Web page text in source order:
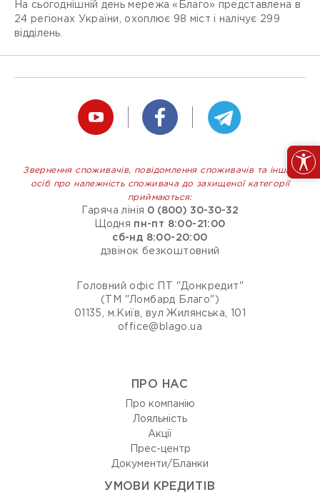
На сьогоднішній день мережа «Благо» представлена ​​в
24 регіонах України, охоплює 98 міст і налічує 299
відділень.
Звернення споживачів, повідомлення споживачів та інших
осіб про належність споживача до захищеної категорії
приймаються:
Гаряча лінія 0 (800) 30-30-32
Щодня пн-пт 8:00-21:00
сб-нд 8:00-20:00
дзвінок безкоштовний
Головний офіс ПТ "Донкредит"
(ТМ "Ломбард Благо")
01135, м.Київ, вул Жилянська, 101
office@blago.ua
ПРО НАС
Про компанію
Лояльність
Акції
Прес-центр
Документи/Бланки
УМОВИ КРЕДИТІВ